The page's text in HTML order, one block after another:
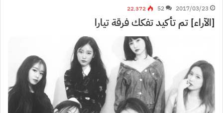
2017/03/23
52 22٬372
[الآراء] تم تأكيد تفكك فرقة تيارا